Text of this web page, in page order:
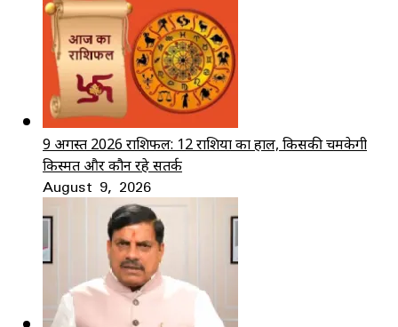
9 अगस्त 2026 राशिफल: 12 राशियों का हाल, किसकी चमकेगी
किस्मत और कौन रहे सतर्क
August 9, 2026